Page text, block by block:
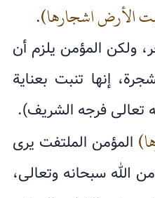
الأرض اشجارها).
ولكن المؤمن يلزم أن
إنها تنبت بعناية
تعالى فرجه الشريف).
المؤمن الملتفت يرى
الله سبحانه وتعالى،